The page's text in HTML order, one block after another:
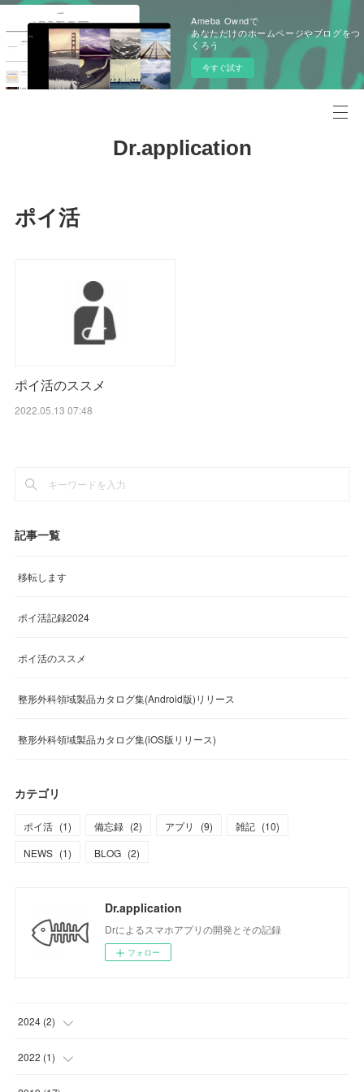
Ameba Owndで
あなただけのホームページやブログをつ
くろう
今すぐ試す
Dr.application
ポイ活
ポイ活のススメ
2022.05.13 07:48
記事一覧
移転します
ポイ活記録2024
ポイ活のススメ
整形外科領域製品カタログ集(Android版)リリース
整形外科領域製品カタログ集(iOS版リリース)
カテゴリ
ポイ活 (1) 備忘録 (2) アプリ (9) 雑記 (10)
NEWS (1) BLOG (2)
Dr.application
Drによるスマホアプリの開発とその記録
フォロー
2024 (2)
( )
2022 (1)